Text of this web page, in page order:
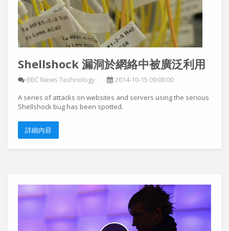
Shellshock 漏洞於網絡中被廣泛利用
BBC News Technology
2014-10-15 09:00:00
A series of attacks on websites and servers using the serious
Shellshock bug has been spotted.
詳細內容